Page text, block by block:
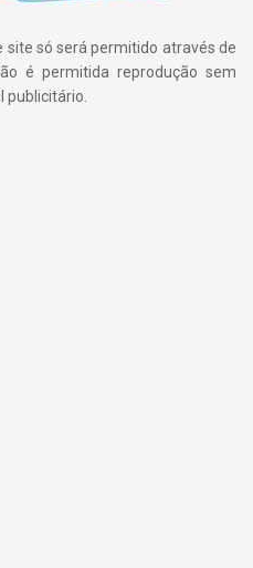
só será permitido através de
é permitida reprodução sem